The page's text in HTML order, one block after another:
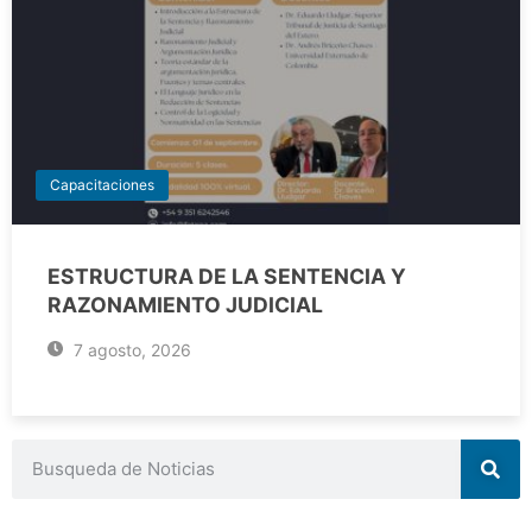
Capacitaciones
ESTRUCTURA DE LA SENTENCIA Y
RAZONAMIENTO JUDICIAL
7 agosto, 2026